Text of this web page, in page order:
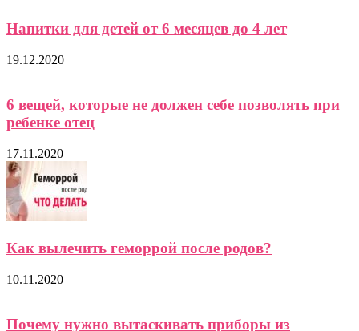
Напитки для детей от 6 месяцев до 4 лет
19.12.2020
6 вещей, которые не должен себе позволять при
ребенке отец
17.11.2020
Как вылечить геморрой после родов?
10.11.2020
Почему нужно вытаскивать приборы из